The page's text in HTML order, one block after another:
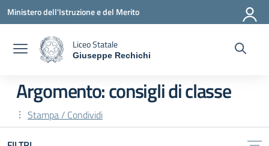
Vai ai contenuti
Vai al menu di navigazione
Vai al footer
Ministero dell'Istruzione e del Merito
Liceo Statale
Giuseppe Rechichi
Argomento: consigli di classe
Stampa / Condividi